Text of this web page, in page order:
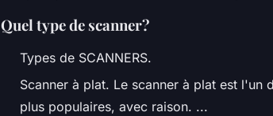
Quel type de scanner?
Types de SCANNERS.
Scanner à plat. Le scanner à plat est l'un
plus populaires, avec raison. ...